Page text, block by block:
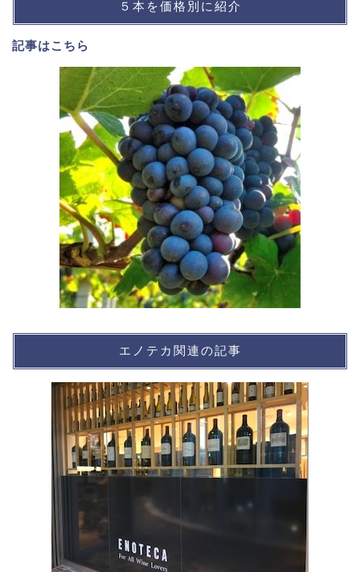
５本を価格別に紹介
記事はこちら
エノテカ関連の記事